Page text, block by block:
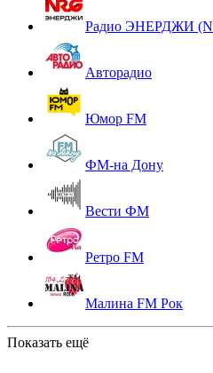
Радио ЭНЕРДЖИ
Авторадио
Юмор FM
ФМ-на Дону
Вести ФМ
Ретро FM
Малина FM Рок
Показать ещё